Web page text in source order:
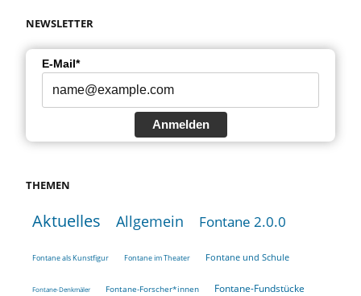
NEWSLETTER
E-Mail*
Anmelden
THEMEN
Aktuelles Allgemein Fontane 2.0.0
Fontane als Kunstfigur Fontane im Theater Fontane und Schule
Fontane-Denkmäler Fontane-Forscher*innen Fontane-Fundstücke